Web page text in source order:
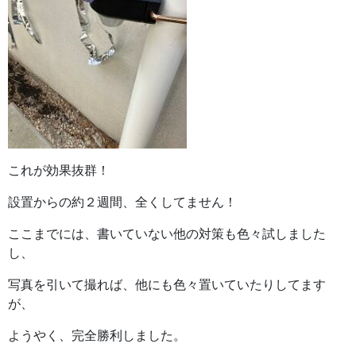
これが効果抜群！
設置からの約２週間、全くしてません！
ここまでには、書いていない他の対策も色々試しました
し、
写真を引いて撮れば、他にも色々置いていたりしてます
が、
ようやく、完全勝利しました。